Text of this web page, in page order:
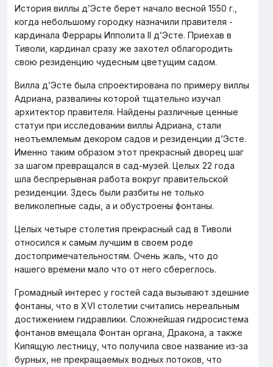
История виллы д’Эсте берет начало весной 1550 г.,
когда небольшому городку назначили правителя -
кардинала Феррары Ипполита II д’Эсте. Приехав в
Тиволи, кардинал сразу же захотел облагородить
свою резиденцию чудесным цветущим садом.
Вилла д’Эсте была спроектирована по примеру виллы
Адриана, развалины которой тщательно изучал
архитектор правителя. Найдены различные ценные
статуи при исследовании виллы Адриана, стали
неотъемлемым декором садов и резиденции д’Эсте.
Именно таким образом этот прекрасный дворец шаг
за шагом превращался в сад-музей. Целых 22 года
шла беспрерывная работа вокруг правительской
резиденции. Здесь были разбиты не только
великолепные сады, а и обустроены фонтаны.
Целых четыре столетия прекрасный сад в Тиволи
относился к самым лучшим в своем роде
достопримечательностям. Очень жаль, что до
нашего времени мало что от него сбереглось.
Громадный интерес у гостей сада вызывают здешние
фонтаны, что в XVl столетии считались нереальным
достижением гидравлики. Сложнейшая гидросистема
фонтанов вмещала Фонтан органа, Дракона, а также
Кипящую лестницу, что получила свое название из-за
бурных, не прекращаемых водных потоков, что